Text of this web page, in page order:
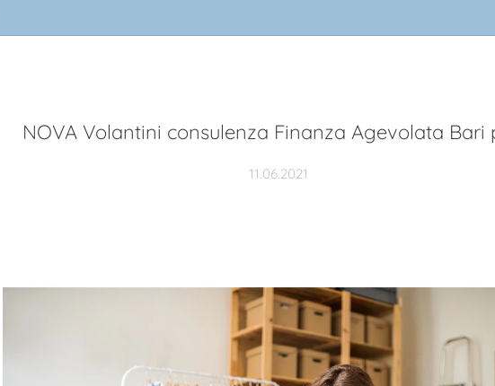
NOVA Volantini consulenza Finanza Agevolata Bari
11.06.2021